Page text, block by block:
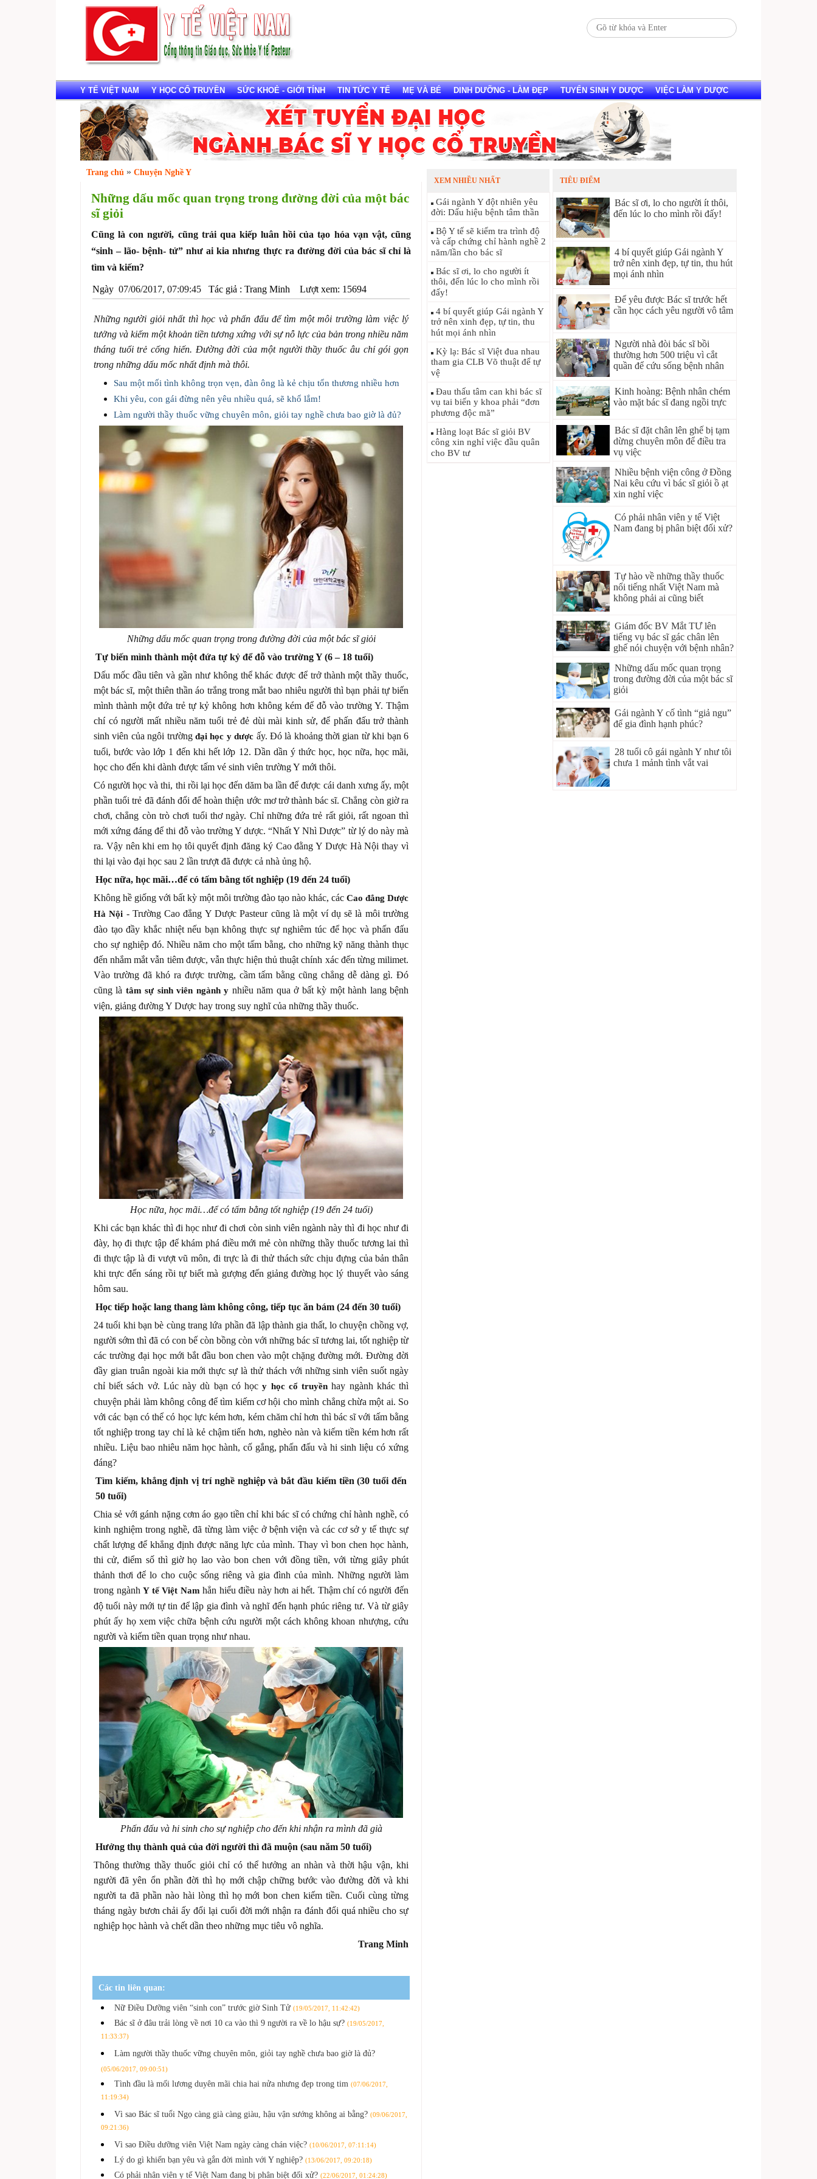
Y TẾ VIỆT NAM Y HỌC CỔ TRUYỀN SỨC KHOẺ - GIỚI TÍNH TIN TỨC Y TẾ MẸ VÀ BÉ DINH DƯỠNG - LÀM ĐẸP TUYỂN SINH Y DƯỢC VIỆC LÀM Y DƯỢC
Trang chủ » Chuyện Nghề Y
Những dấu mốc quan trọng trong đường đời của một bác
sĩ giỏi
Cũng là con người, cũng trải qua kiếp luân hồi của tạo hóa vạn vật, cũng
“sinh – lão- bệnh- tử” như ai kia nhưng thực ra đường đời của bác sĩ chỉ là
tìm và kiếm?
Ngày 07/06/2017, 07:09:45 Tác giả : Trang Minh Lượt xem: 15694
Những người giỏi nhất thì học và phấn đấu để tìm một môi trường làm việc lý
tưởng và kiếm một khoản tiền tương xứng với sự nỗ lực của bản trong nhiều năm
tháng tuổi trẻ cống hiến. Đường đời của một người thầy thuốc âu chỉ gói gọn
trong những dấu mốc nhất định mà thôi.
Sau một mối tình không trọn vẹn, đàn ông là kẻ chịu tổn thương nhiều hơn
Khi yêu, con gái đừng nên yêu nhiều quá, sẽ khổ lắm!
Làm người thầy thuốc vững chuyên môn, giỏi tay nghề chưa bao giờ là đủ?
Những dấu mốc quan trọng trong đường đời của một bác sĩ giỏi
Tự biến mình thành một đứa tự kỷ để đỗ vào trường Y (6 – 18 tuổi)
Dấu mốc đầu tiên và gần như không thể khác được để trở thành một thầy thuốc,
một bác sĩ, một thiên thần áo trắng trong mắt bao nhiêu người thì bạn phải tự biến
mình thành một đứa trẻ tự kỷ không hơn không kém để đỗ vào trường Y. Thậm
chí có người mất nhiều năm tuổi trẻ đẻ dùi mài kinh sử, để phấn đấu trở thành
sinh viên của ngôi trường đại học y dược ấy. Đó là khoảng thời gian từ khi bạn 6
tuổi, bước vào lớp 1 đến khi hết lớp 12. Dần dần ý thức học, học nữa, học mãi,
học cho đến khi dành được tấm vé sinh viên trường Y mới thôi.
Có người học và thi, thi rồi lại học đến dăm ba lần để được cái danh xưng ấy, một
phần tuổi trẻ đã đánh đổi để hoàn thiện ước mơ trở thành bác sĩ. Chẳng còn giờ ra
chơi, chẳng còn trò chơi tuổi thơ ngày. Chỉ những đứa trẻ rất giỏi, rất ngoan thì
mới xứng đáng để thi đỗ vào trường Y dược. “Nhất Y Nhì Dược” từ lý do này mà
ra. Vậy nên khi em họ tôi quyết định đăng ký Cao đằng Y Dược Hà Nội thay vì
thi lại vào đại học sau 2 lần trượt đã được cả nhà ủng hộ.
Học nữa, học mãi…để có tấm bằng tốt nghiệp (19 đến 24 tuổi)
Không hề giống với bất kỳ một môi trường đào tạo nào khác, các Cao đẳng Dược
Hà Nội - Trường Cao đẳng Y Dược Pasteur cũng là một ví dụ sẽ là môi trường
đào tạo đầy khắc nhiệt nếu bạn không thực sự nghiêm túc để học và phấn đấu
cho sự nghiệp đó. Nhiều năm cho một tấm bằng, cho những kỹ năng thành thục
đến nhắm mắt vẫn tiêm được, vẫn thực hiện thủ thuật chính xác đến từng milimet.
Vào trường đã khó ra được trường, cầm tấm bằng cũng chẳng dễ dàng gì. Đó
cũng là tâm sự sinh viên ngành y nhiều năm qua ở bất kỳ một hành lang bệnh
viện, giảng đường Y Dược hay trong suy nghĩ của những thầy thuốc.
Học nữa, học mãi…để có tấm bằng tốt nghiệp (19 đến 24 tuổi)
Khi các bạn khác thì đi học như đi chơi còn sinh viên ngành này thì đi học như đi
đày, họ đi thực tập để khám phá điều mới mẻ còn những thầy thuốc tương lai thì
đi thực tập là đi vượt vũ môn, đi trực là đi thử thách sức chịu đựng của bản thân
khi trực đến sáng rồi tự biết mà gượng đến giảng đường học lý thuyết vào sáng
hôm sau.
Học tiếp hoặc lang thang làm không công, tiếp tục ăn bám (24 đến 30 tuổi)
24 tuổi khi bạn bè cùng trang lứa phần đã lập thành gia thất, lo chuyện chồng vợ,
người sớm thì đã có con bế còn bồng còn với những bác sĩ tương lai, tốt nghiệp từ
các trường đại học mới bắt đầu bon chen vào một chặng đường mới. Đường đời
đầy gian truân ngoài kia mới thực sự là thử thách với những sinh viên suốt ngày
chỉ biết sách vở. Lúc này dù bạn có họcy học cổ truyền hay ngành khác thì
chuyện phải làm không công để tìm kiếm cơ hội cho mình chẳng chừa một ai. So
với các bạn có thể có học lực kém hơn, kém chăm chỉ hơn thì bác sĩ với tấm bằng
tốt nghiệp trong tay chỉ là kẻ chậm tiến hơn, nghèo nàn và kiếm tiền kém hơn rất
nhiều. Liệu bao nhiêu năm học hành, cố gắng, phấn đấu và hi sinh liệu có xứng
đáng?
Tìm kiếm, khẳng định vị trí nghề nghiệp và bắt đầu kiếm tiền (30 tuổi đến
50 tuổi)
Chia sẻ với gánh nặng cơm áo gạo tiền chỉ khi bác sĩ có chứng chỉ hành nghề, có
kinh nghiệm trong nghề, đã từng làm việc ở bệnh viện và các cơ sở y tế thực sự
chất lượng để khẳng định được năng lực của mình. Thay vì bon chen học hành,
thi cử, điểm số thì giờ họ lao vào bon chen với đồng tiền, với từng giây phút
thảnh thơi để lo cho cuộc sống riêng và gia đình của mình. Những người làm
trong ngànhY tế Việt Nam hẳn hiểu điều này hơn ai hết. Thậm chí có người đến
độ tuổi này mới tự tin để lập gia đình và nghĩ đến hạnh phúc riêng tư. Và từ giây
phút ấy họ xem việc chữa bệnh cứu người một cách không khoan nhượng, cứu
người và kiếm tiền quan trọng như nhau.
Phấn đấu và hi sinh cho sự nghiệp cho đến khi nhận ra mình đã già
Hưởng thụ thành quả của đời người thì đã muộn (sau năm 50 tuổi)
Thông thường thầy thuốc giỏi chỉ có thể hưởng an nhàn và thời hậu vận, khi
người đã yên ổn phần đời thì họ mới chập chững bước vào đường đời và khi
người ta đã phần nào hài lòng thì họ mới bon chen kiếm tiền. Cuối cùng từng
tháng ngày bươn chải ấy đổi lại cuối đời mới nhận ra đánh đổi quá nhiều cho sự
nghiệp học hành và chết dần theo những mục tiêu vô nghĩa.
Trang Minh
Các tin liên quan:
Nữ Điều Dưỡng viên “sinh con” trước giờ Sinh Tử (19/05/2017, 11:42:42)
Bác sĩ ở đâu trải lòng về nơi 10 ca vào thì 9 người ra về lo hậu sự? (19/05/2017,
11:33:37)
Làm người thầy thuốc vững chuyên môn, giỏi tay nghề chưa bao giờ là đủ?
(05/06/2017, 09:00:51)
Tình đầu là mối lương duyên mãi chia hai nửa nhưng đẹp trong tim (07/06/2017,
11:19:34)
Vì sao Bác sĩ tuổi Ngọ càng già càng giàu, hậu vận sướng không ai bằng? (09/06/2017,
09:21:36)
Vì sao Điều dưỡng viên Việt Nam ngày càng chán việc? (10/06/2017, 07:11:14)
Lý do gì khiến bạn yêu và gắn đời mình với Y nghiệp? (13/06/2017, 09:20:18)
Có phải nhân viên y tế Việt Nam đang bị phân biệt đối xử? (22/06/2017, 01:24:28)
XEM NHIỀU NHẤT
Gái ngành Y đột nhiên yêu
đời: Dấu hiệu bệnh tâm thần
Bộ Y tế sẽ kiểm tra trình độ
và cấp chứng chỉ hành nghề 2
năm/lần cho bác sĩ
Bác sĩ ơi, lo cho người ít
thôi, đến lúc lo cho mình rồi
đấy!
4 bí quyết giúp Gái ngành Y
trở nên xinh đẹp, tự tin, thu
hút mọi ánh nhìn
Kỳ lạ: Bác sĩ Việt đua nhau
tham gia CLB Võ thuật để tự
vệ
Đau thấu tâm can khi bác sĩ
vụ tai biến y khoa phải “đơn
phương độc mã”
Hàng loạt Bác sĩ giỏi BV
công xin nghỉ việc đầu quân
cho BV tư
TIÊU ĐIỂM
Bác sĩ ơi, lo cho người ít thôi,
đến lúc lo cho mình rồi đấy!
4 bí quyết giúp Gái ngành Y
trở nên xinh đẹp, tự tin, thu hút
mọi ánh nhìn
Để yêu được Bác sĩ trước hết
cần học cách yêu người vô tâm
Người nhà đòi bác sĩ bồi
thường hơn 500 triệu vì cắt
quần để cứu sống bệnh nhân
Kinh hoàng: Bệnh nhân chém
vào mặt bác sĩ đang ngồi trực
Bác sĩ đặt chân lên ghế bị tạm
dừng chuyên môn để điều tra
vụ việc
Nhiều bệnh viện công ở Đồng
Nai kêu cứu vì bác sĩ giỏi ồ ạt
xin nghỉ việc
Có phải nhân viên y tế Việt
Nam đang bị phân biệt đối xử?
Tự hào về những thầy thuốc
nổi tiếng nhất Việt Nam mà
không phải ai cũng biết
Giám đốc BV Mắt TƯ lên
tiếng vụ bác sĩ gác chân lên
ghế nói chuyện với bệnh nhân?
Những dấu mốc quan trọng
trong đường đời của một bác sĩ
giỏi
Gái ngành Y cố tình “giả ngu”
để gia đình hạnh phúc?
28 tuổi cô gái ngành Y như tôi
chưa 1 mảnh tình vắt vai